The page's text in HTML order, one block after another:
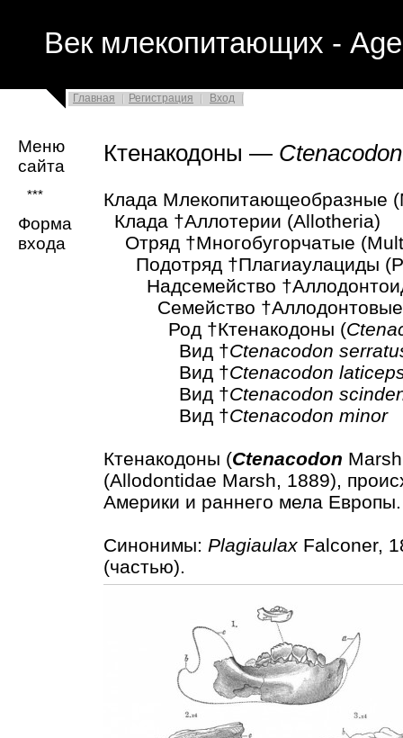
Век млекопитающих -
Главная Регистрация Вход
Меню
сайта
***
Форма
входа
Ктенакодоны — Ctenacodon
Клада Млекопитающеобразные
Клада †Аллотерии (Allotheria)
Отряд †Многобугорчатые
Подотряд †Плагиаулациды
Надсемейство
Семейство †Аллодонтовые
Род †Ктенакодоны (
Вид †Ctenacodon
Вид †Ctenacodon
Вид †Ctenacodon
Вид †Ctenacodon minor
Ктенакодоны (Ctenacodon
(Allodontidae Marsh, 1889),
Америки и раннего мела
Синонимы: Plagiaulax Falconer,
(частью).